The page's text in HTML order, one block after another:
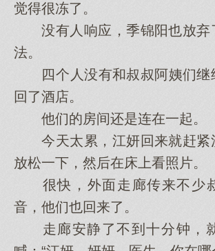
觉得很冻了。
没有人响应，季锦阳也放弃
法。
四‌个人没有和叔叔阿姨们继
回了酒店。
他‌们的房间还是连在一起。
今天太累，江妍回来就赶紧
放松一下，然后在床上看照片。
很快，外面走廊传来不少
音，他‌们也回来了。
走廊安静了不到十分钟，